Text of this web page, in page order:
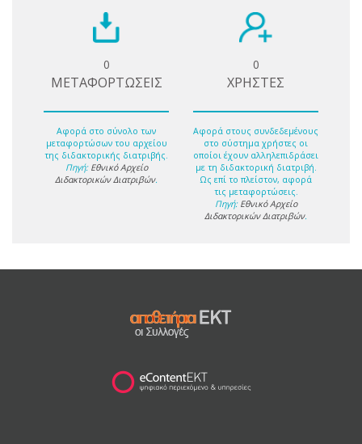
0
ΜΕΤΑΦΟΡΤΩΣΕΙΣ
Αφορά στο σύνολο των
μεταφορτώσων του αρχείου
της διδακτορικής διατριβής.
Πηγή: Εθνικό Αρχείο
Διδακτορικών Διατριβών.
0
ΧΡΗΣΤΕΣ
Αφορά στους συνδεδεμένους
στο σύστημα χρήστες οι
οποίοι έχουν αλληλεπιδράσει
με τη διδακτορική διατριβή.
Ως επί το πλείστον, αφορά
τις μεταφορτώσεις.
Πηγή: Εθνικό Αρχείο
Διδακτορικών Διατριβών.